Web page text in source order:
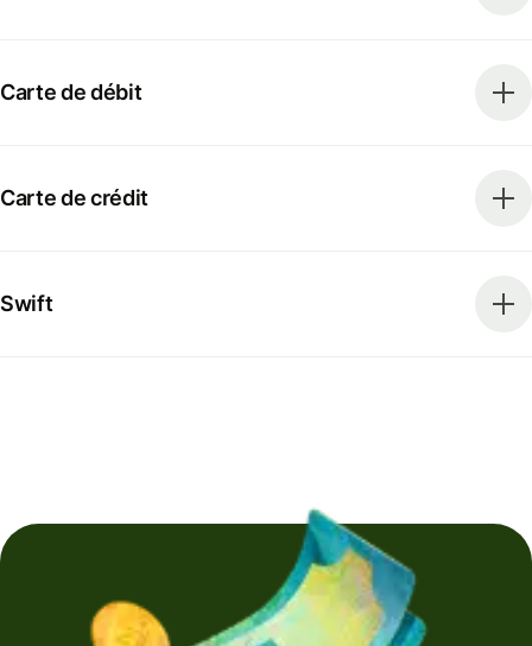
Carte de débit
Carte de crédit
Swift